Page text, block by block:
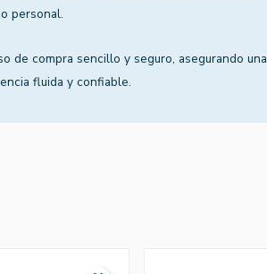
personal.
de compra sencillo y seguro, asegurando una
fluida y confiable.